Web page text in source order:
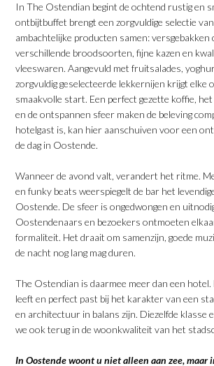
In The Ostendian begint de ochtend rustig en
ontbijtbuffet brengt een zorgvuldige selectie
ambachtelijke producten samen: versgebakken
verschillende broodsoorten, fijne kazen en
vleeswaren. Aangevuld met fruitsalades,
zorgvuldig geselecteerde lekkernijen krijgt elke
smaakvolle start. Een perfect gezette koffie,
en de ontspannen sfeer maken de beleving
hotelgast is, kan hier aanschuiven voor een
de dag in Oostende.
​Wanneer de avond valt, verandert het ritme.
en funky beats weerspiegelt de bar het
Oostende. De sfeer is ongedwongen en
Oostendenaars en bezoekers ontmoeten
formaliteit. Het draait om samenzijn, goede
de nacht nog lang mag duren.
​The Ostendian is daarmee meer dan een hotel.
leeft en perfect past bij het karakter van een
en architectuur in balans zijn. Diezelfde klasse
we ook terug in de woonkwaliteit van het
​In Oostende woont u niet alleen aan zee, maar